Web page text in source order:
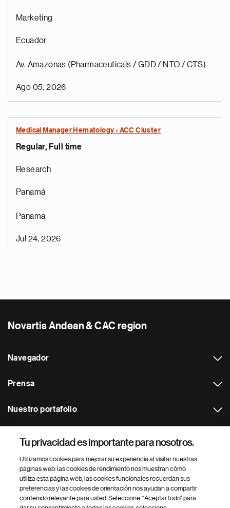
Marketing
Ecuador
Av. Amazonas (Pharmaceuticals / GDD / NTO / CTS)
Ago 05, 2026
Medical Manager Hematology - ACC Cluster
Regular, Full time
Research
Panamá
Panama
Jul 24, 2026
Novartis Andean & CAC region
Navegador
Prensa
Nuestro portafolio
Footer Site Search
Tu privacidad es importante para nosotros.
Utilizamos cookies para mejorar su experiencia al visitar nuestras
páginas web: las cookies de rendimiento nos muestran cómo
utiliza esta página web, las cookies funcionales recuerdan sus
preferencias y las cookies de orientación nos ayudan a compartir
contenido relevante para usted. Seleccione: "Aceptar todo" para